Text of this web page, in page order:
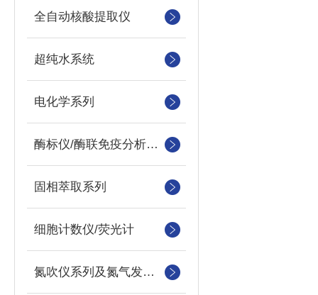
全自动核酸提取仪
超纯水系统
电化学系列
酶标仪/酶联免疫分析仪及洗板机
固相萃取系列
细胞计数仪/荧光计
氮吹仪系列及氮气发生器